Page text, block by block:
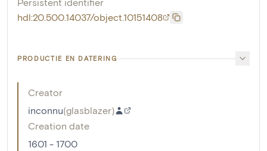
hdl:20.500.14037/object.10151408
PRODUCTIE EN DATERING
Creator
inconnu(glasblazer)
Creation date
1601 - 1700